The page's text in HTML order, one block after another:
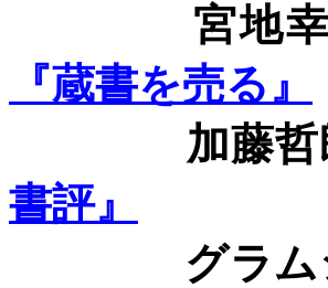
宮地幸
『蔵書を売る』
加藤哲
書評』
グラムシ